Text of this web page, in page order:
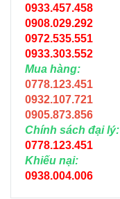
0933.457.458
0908.029.292
0972.535.551
0933.303.552
Mua hàng:
0778.123.451
0932.107.721
0905.873.856
Chính sách đại lý:
0778.123.451
Khiếu nại:
0938.004.006